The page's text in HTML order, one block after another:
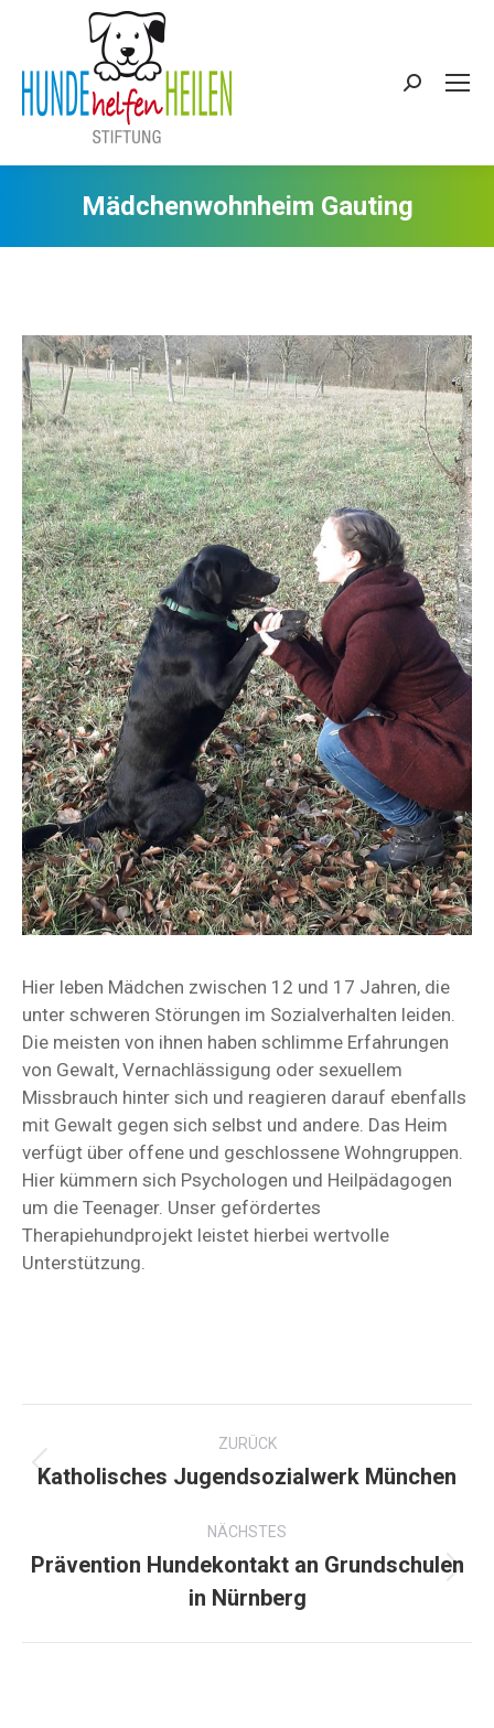
Search:
Mädchenwohnheim Gauting
Hier leben Mädchen zwischen 12 und 17 Jahren, die
unter schweren Störungen im Sozialverhalten leiden.
Die meisten von ihnen haben schlimme Erfahrungen
von Gewalt, Vernachlässigung oder sexuellem
Missbrauch hinter sich und reagieren darauf ebenfalls
mit Gewalt gegen sich selbst und andere. Das Heim
verfügt über offene und geschlossene Wohngruppen.
Hier kümmern sich Psychologen und Heilpädagogen
um die Teenager. Unser gefördertes
Therapiehundprojekt leistet hierbei wertvolle
Unterstützung.
ZURÜCK
Vorheriger
Katholisches Jugendsozialwerk München
NÄCHSTES
Nächster
Beitrag:
Prävention Hundekontakt an Grundschulen
in Nürnberg